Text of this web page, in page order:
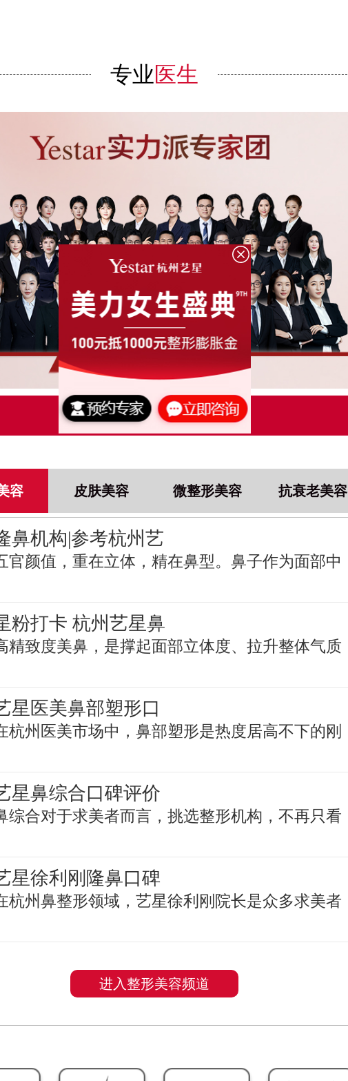
专业医生
点击了解更多
容 皮肤美容 微整形美容 抗衰老美容
鼻机构|参考杭州艺
官颜值，重在立体，精在鼻型。鼻子作为面部中
粉打卡 杭州艺星鼻
精致度美鼻，是撑起面部立体度、拉升整体气质
星医美鼻部塑形口
杭州医美市场中，鼻部塑形是热度居高不下的刚
星鼻综合口碑评价
综合对于求美者而言，挑选整形机构，不再只看
星徐利刚隆鼻口碑
杭州鼻整形领域，艺星徐利刚院长是众多求美者
进入整形美容频道